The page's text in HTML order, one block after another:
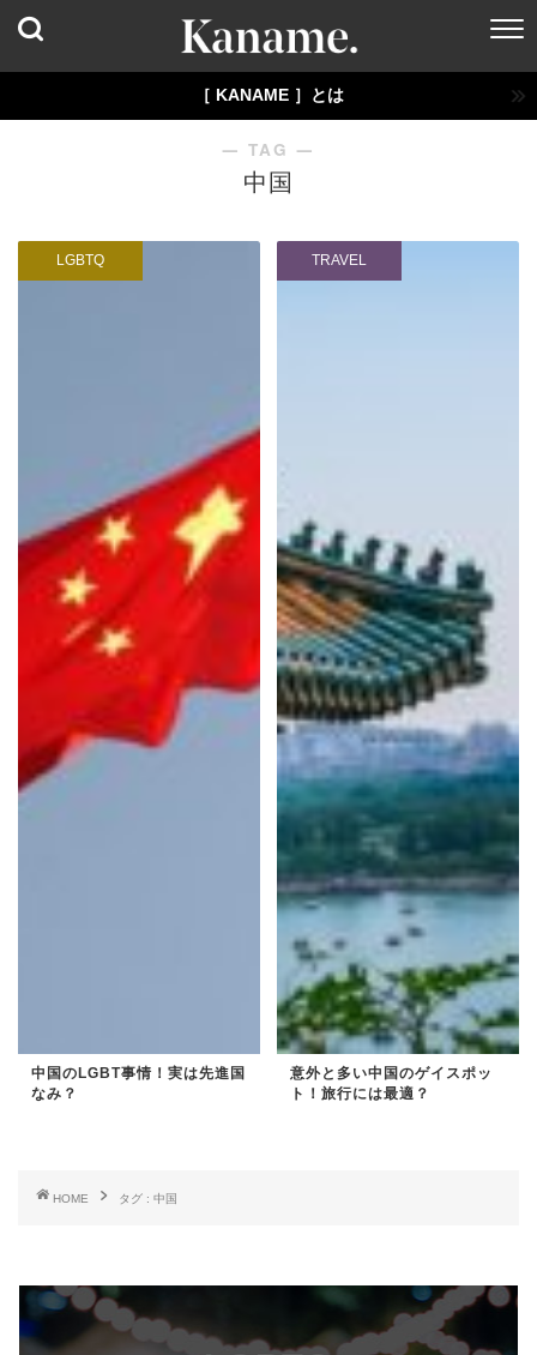
［ KANAME ］とは
― TAG ―
中国
LGBTQ
中国のLGBT事情！実は先進国
なみ？
TRAVEL
意外と多い中国のゲイスポッ
ト！旅行には最適？
HOME タグ : 中国